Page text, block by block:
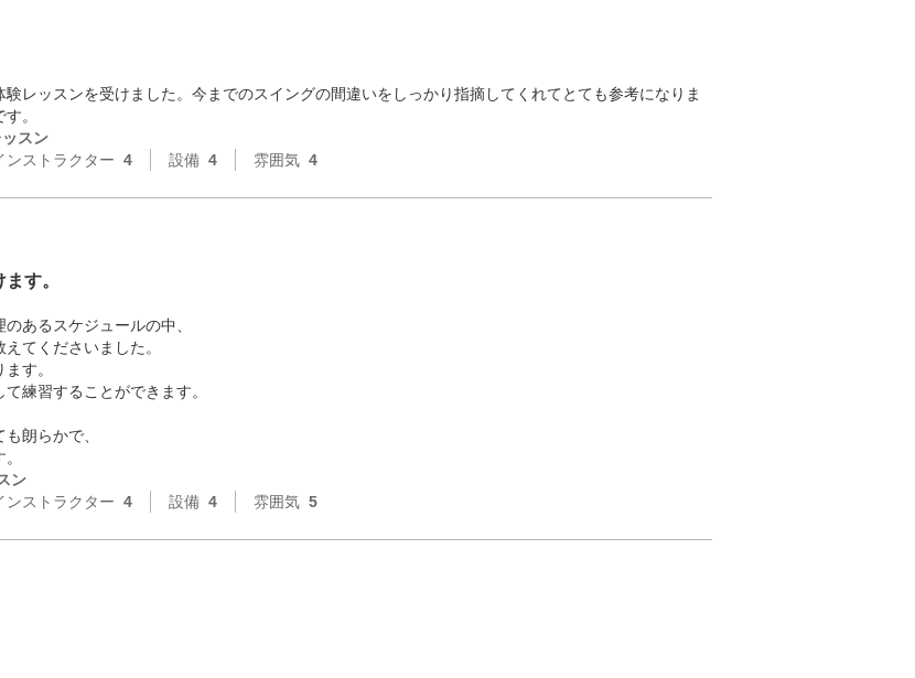
レッスンを受けました。今までのスイングの間違いをしっかり指摘してくれてとても参考になりま
。
スン
ンストラクター 4 設備 4 雰囲気 4
す。
あるスケジュールの中、
てくださいました。
す。
練習することができます。
朗らかで、
ン
ンストラクター 4 設備 4 雰囲気 5